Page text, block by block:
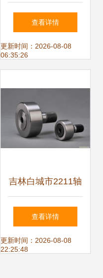
子轴承系列——机
械行业设备领域的
查看详情
更新时间：2026-08-08
06:35:26
吉林白城市2211轴
承 NSK进口机械轴
承的优质之选
查看详情
更新时间：2026-08-08
22:25:48